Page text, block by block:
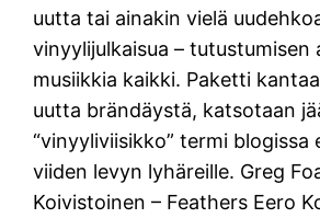
uutta tai ainakin vielä
vinyylijulkaisua – tutustumisen
musiikkia kaikki. Paketti
uutta brändäystä, katsotaan
“vinyyliviisikko” termi blogissa
viiden levyn lyhäreille. Greg
Koivistoinen – Feathers Eero